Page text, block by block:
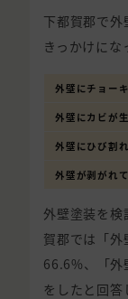
下都賀郡で外
きっかけにな
外壁にチョー
外壁にカビが
外壁にひび割
外壁が剥がれ
外壁塗装を検
賀郡では「外
66.6%、「外
をしたと回